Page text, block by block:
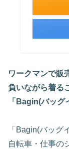
ワークマンで販
負いながら着る
「Bagin(バッグ
「Bagin(バッグ
自転車・仕事の